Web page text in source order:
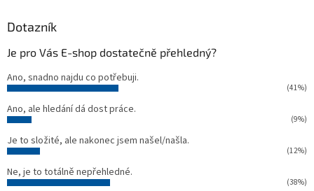
Dotazník
Je pro Vás E-shop dostatečně přehledný?
Ano, snadno najdu co potřebuji.
(41%)
Ano, ale hledání dá dost práce.
(9%)
Je to složité, ale nakonec jsem našel/našla.
(12%)
Ne, je to totálně nepřehledné.
(38%)